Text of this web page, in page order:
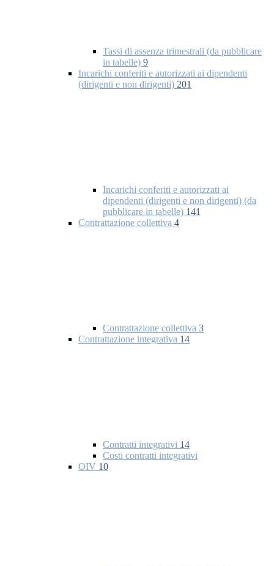
Tassi di assenza trimestrali (da pubblicare
in tabelle) 9
Incarichi conferiti e autorizzati ai dipendenti
(dirigenti e non dirigenti) 201
Incarichi conferiti e autorizzati ai
dipendenti (dirigenti e non dirigenti) (da
pubblicare in tabelle) 141
Contrattazione collettiva 4
Contrattazione collettiva 3
Contrattazione integrativa 14
Contratti integrativi 14
Costi contratti integrativi
OIV 10